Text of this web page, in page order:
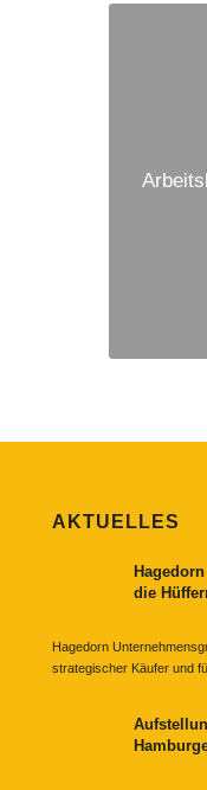
AKTUELLES
die
Hagedorn
strategischer Käufer und